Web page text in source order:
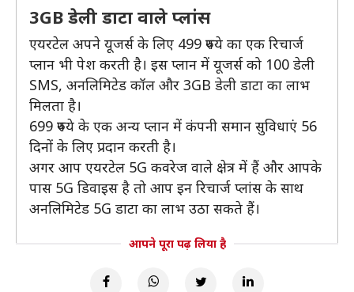
3GB डेली डाटा वाले प्लांस
एयरटेल अपने यूजर्स के लिए 499 रुपये का एक रिचार्ज
प्लान भी पेश करती है। इस प्लान में यूजर्स को 100 डेली
SMS, अनलिमिटेड कॉल और 3GB डेली डाटा का लाभ
मिलता है।
699 रुपये के एक अन्य प्लान में कंपनी समान सुविधाएं 56
दिनों के लिए प्रदान करती है।
अगर आप एयरटेल 5G कवरेज वाले क्षेत्र में हैं और आपके
पास 5G डिवाइस है तो आप इन रिचार्ज प्लांस के साथ
अनलिमिटेड 5G डाटा का लाभ उठा सकते हैं।
आपने पूरा पढ़ लिया है